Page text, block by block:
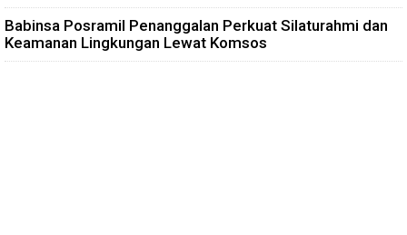
Babinsa Posramil Penanggalan Perkuat Silaturahmi dan
Keamanan Lingkungan Lewat Komsos